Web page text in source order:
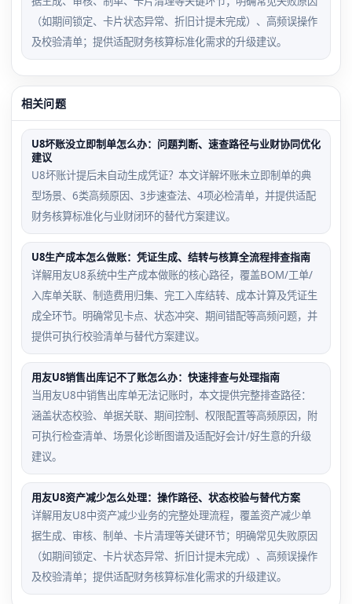
（如期间锁定、卡片状态异常、折旧计提未完成）、高频误操作
及校验清单；提供适配财务核算标准化需求的升级建议。
相关问题
U8坏账没立即制单怎么办：问题判断、速查路径与业财协同优化
建议
U8坏账计提后未自动生成凭证？本文详解坏账未立即制单的典
型场景、6类高频原因、3步速查法、4项必检清单，并提供适配
财务核算标准化与业财闭环的替代方案建议。
U8生产成本怎么做账：凭证生成、结转与核算全流程排查指南
详解用友U8系统中生产成本做账的核心路径，覆盖BOM/工单/
入库单关联、制造费用归集、完工入库结转、成本计算及凭证生
成全环节。明确常见卡点、状态冲突、期间错配等高频问题，并
提供可执行校验清单与替代方案建议。
用友U8销售出库记不了账怎么办：快速排查与处理指南
当用友U8中销售出库单无法记账时，本文提供完整排查路径：
涵盖状态校验、单据关联、期间控制、权限配置等高频原因，附
可执行检查清单、场景化诊断图谱及适配好会计/好生意的升级
建议。
用友U8资产减少怎么处理：操作路径、状态校验与替代方案
详解用友U8中资产减少业务的完整处理流程，覆盖资产减少单
据生成、审核、制单、卡片清理等关键环节；明确常见失败原因
（如期间锁定、卡片状态异常、折旧计提未完成）、高频误操作
及校验清单；提供适配财务核算标准化需求的升级建议。